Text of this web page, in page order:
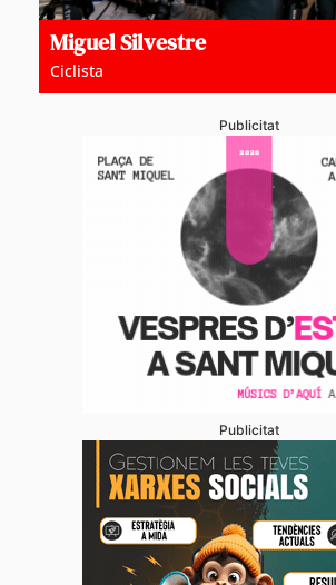
Miguel Silvestre
Ciclista
Publicitat
Publicitat